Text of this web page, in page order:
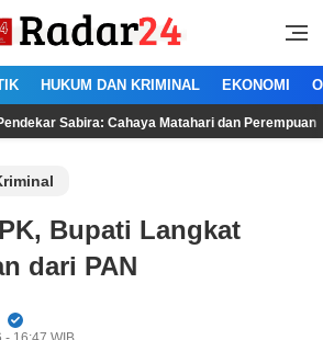
Radar24.co.id
Lantang Bersuara
HUKUM DAN KRIMINAL EKONOMI
Cahaya Matahari dan Perempuan
Bupati Langkat
dari PAN